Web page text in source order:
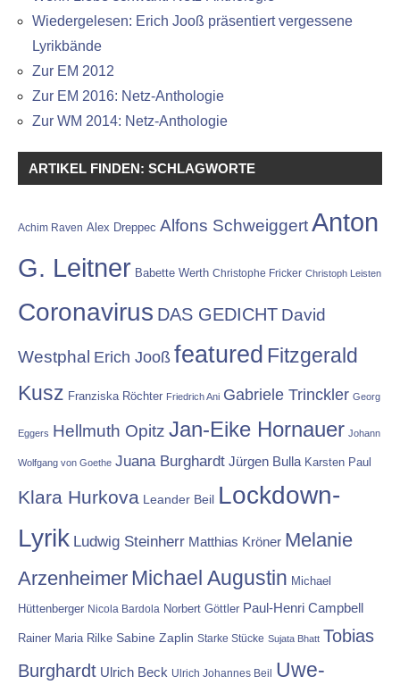
Wiedergelesen: Erich Jooß präsentiert vergessene
Lyrikbände
Zur EM 2012
Zur EM 2016: Netz-Anthologie
Zur WM 2014: Netz-Anthologie
ARTIKEL FINDEN: SCHLAGWORTE
Achim Raven Alex Dreppec Alfons SchweiggertAnton
G. Leitner Babette Werth Christophe Fricker Christoph Leisten
Coronavirus DAS GEDICHT David
Westphal Erich Jooß featured Fitzgerald
Kusz Franziska Röchter Friedrich Ani Gabriele Trinckler Georg
Eggers Hellmuth Opitz Jan-Eike Hornauer Johann
Wolfgang von Goethe Juana Burghardt Jürgen Bulla Karsten Paul
Klara Hurkova Leander Beil Lockdown-
Lyrik Ludwig Steinherr Matthias Kröner Melanie
Arzenheimer Michael Augustin Michael
Hüttenberger Nicola Bardola Norbert Göttler Paul-Henri Campbell
Rainer Maria Rilke Sabine Zaplin Starke Stücke Sujata Bhatt Tobias
Burghardt Ulrich Beck Ulrich Johannes Beil
Uwe-